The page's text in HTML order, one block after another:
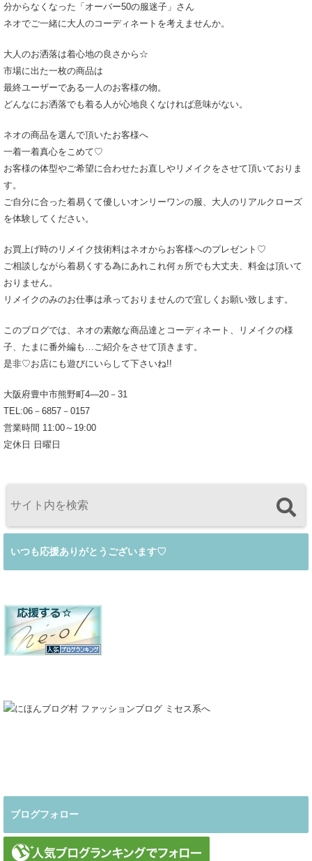
分からなくなった「オーバー50の服迷子」さん
ネオでご一緒に大人のコーディネートを考えませんか。
大人のお洒落は着心地の良さから☆
市場に出た一枚の商品は
最終ユーザーである一人のお客様の物。
どんなにお洒落でも着る人が心地良くなければ意味がない。
ネオの商品を選んで頂いたお客様へ
一着一着真心をこめて♡
お客様の体型やご希望に合わせたお直しやリメイクをさせて頂いておりま
す。
ご自分に合った着易くて優しいオンリーワンの服、大人のリアルクローズ
を体験してください。
お買上げ時のリメイク技術料はネオからお客様へのプレゼント♡
ご相談しながら着易くする為にあれこれ何ヵ所でも大丈夫、料金は頂いて
おりません。
リメイクのみのお仕事は承っておりませんので宜しくお願い致します。
このブログでは、ネオの素敵な商品達とコーディネート、リメイクの様
子、たまに番外編も…ご紹介をさせて頂きます。
是非♡お店にも遊びにいらして下さいね!!
大阪府豊中市熊野町4―20－31
TEL:06－6857－0157
営業時間 11:00～19:00
定休日 日曜日
いつも応援ありがとうございます♡
ブログフォロー